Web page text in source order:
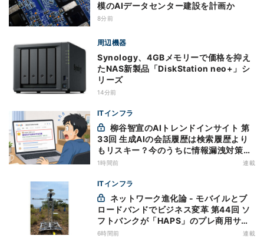
模のAIデータセンター建設を計画か
8分前
周辺機器
Synology、4GBメモリーで価格を抑え
たNAS新製品「DiskStation neo+」シ
リーズ
14分前
ITインフラ
33回 生成AIの会話履歴は検索履歴より
もリスキー？今のうちに情報漏洩対策を
万全にしておこう
1時間前 連載
ITインフラ
ロードバンドでビジネス変革 第44回 ソ
フトバンクが「HAPS」のプレ商用サー
ビス開始を表明、本格的な商用展開のめ
6時間前 連載